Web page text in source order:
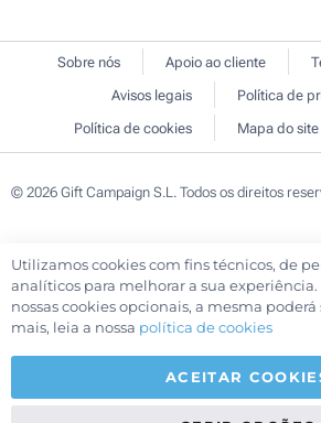
Sobre nós Apoio ao cliente
Avisos legais
Política de
Política de cookies
Mapa do site
© 2026 Gift Campaign S.L. Todos os direitos
Utilizamos cookies com fins técnicos, de
analíticos para melhorar a sua experiência.
nossas cookies opcionais, a mesma poderá
mais, leia a nossa política de cookies
ACEITAR